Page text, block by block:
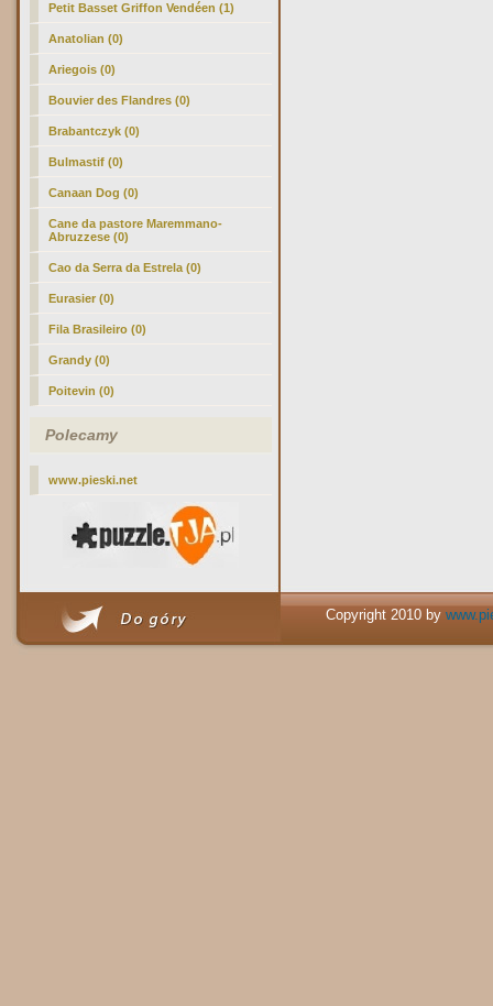
Petit Basset Griffon Vendéen (1)
Anatolian (0)
Ariegois (0)
Bouvier des Flandres (0)
Brabantczyk (0)
Bulmastif (0)
Canaan Dog (0)
Cane da pastore Maremmano-
Abruzzese (0)
Cao da Serra da Estrela (0)
Eurasier (0)
Fila Brasileiro (0)
Grandy (0)
Poitevin (0)
Polecamy
www.pieski.net
Copyright 2010 by